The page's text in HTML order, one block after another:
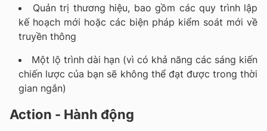
Quản trị thương hiệu, bao gồm các quy trình lập
kế hoạch mới hoặc các biện pháp kiểm soát mới về
truyền thông
Một lộ trình dài hạn (vì có khả năng các sáng kiến
chiến lược của bạn sẽ không thể đạt được trong thời
gian ngắn)
Action - Hành động